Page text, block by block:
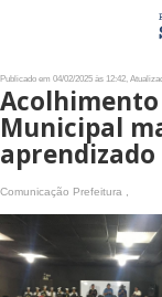
Publicado em 04/02/2025 às 12:42,
Municipal
Comunicação Prefeitura ,